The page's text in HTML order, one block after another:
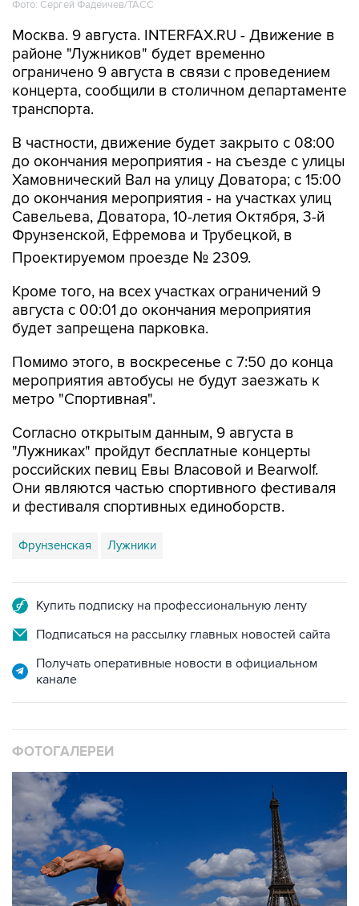
Фото: Сергей Фадеичев/ТАСС
Москва. 9 августа. INTERFAX.RU - Движение в
районе "Лужников" будет временно
ограничено 9 августа в связи с проведением
концерта, сообщили в столичном департаменте
транспорта.
В частности, движение будет закрыто с 08:00
до окончания мероприятия - на съезде с улицы
Хамовнический Вал на улицу Доватора; с 15:00
до окончания мероприятия - на участках улиц
Савельева, Доватора, 10-летия Октября, 3-й
Фрунзенской, Ефремова и Трубецкой, в
Проектируемом проезде № 2309.
Кроме того, на всех участках ограничений 9
августа с 00:01 до окончания мероприятия
будет запрещена парковка.
Помимо этого, в воскресенье с 7:50 до конца
мероприятия автобусы не будут заезжать к
метро "Спортивная".
Согласно открытым данным, 9 августа в
"Лужниках" пройдут бесплатные концерты
российских певиц Евы Власовой и Bearwolf.
Они являются частью спортивного фестиваля
и фестиваля спортивных единоборств.
Фрунзенская Лужники
Купить подписку на профессиональную ленту
Подписаться на рассылку главных новостей сайта
Получать оперативные новости в официальном
канале
ФОТОГАЛЕРЕИ